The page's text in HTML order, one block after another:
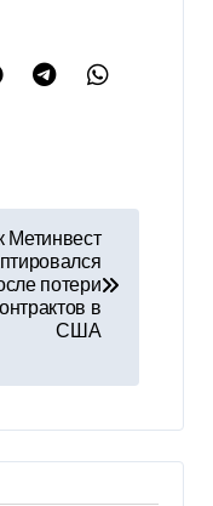
Метинвест
потери
в
США